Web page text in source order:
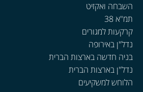
השבחה ואקזיט
תמ"א 38
קרקעות למגורים
נדל"ן באירופה
בניה חדשה בארצות הברית
נדל"ן בארצות הברית
הלוחש למשקיעים